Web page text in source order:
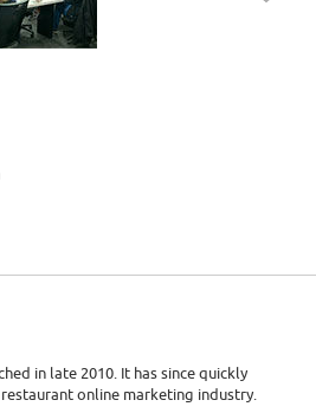
in late 2010. It has since quickly
online marketing industry.